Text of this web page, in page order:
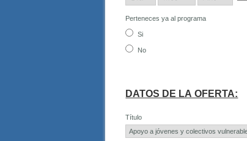
Perteneces ya al programa
Si
No
DATOS DE LA OFERTA:
Título